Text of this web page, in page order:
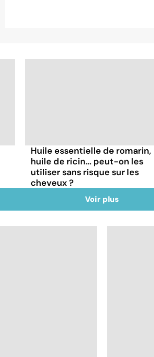
Huile essentielle de romarin,
huile de ricin... peut-on les
utiliser sans risque sur les
cheveux ?
Voir plus